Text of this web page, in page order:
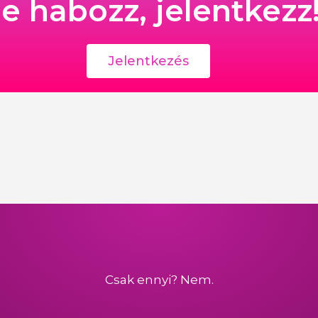
habozz,
Jelentkezés
Csak ennyi? Nem.